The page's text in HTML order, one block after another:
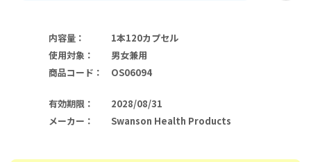
内容量 ：
1本120カプセル
使用対象 ：
男女兼用
商品コード ： OS06094
有効期限 ：
2028/08/31
メーカー ： Swanson Health Products